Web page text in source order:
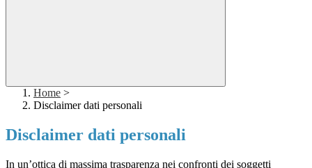
Home >
Disclaimer dati personali
Disclaimer dati personali
In un’ottica di massima trasparenza nei confronti dei soggetti